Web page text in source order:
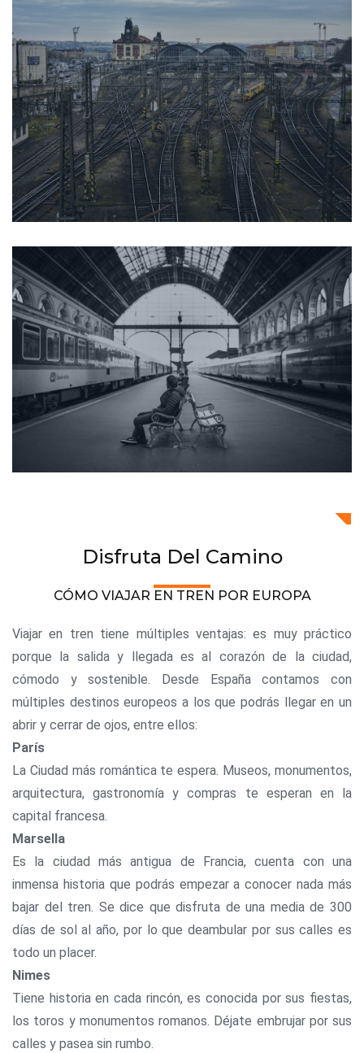
Disfruta Del Camino
CÓMO VIAJAR EN TREN POR EUROPA
Viajar en tren tiene múltiples ventajas: es muy práctico
porque la salida y llegada es al corazón de la ciudad,
cómodo y sostenible. Desde España contamos con
múltiples destinos europeos a los que podrás llegar en un
abrir y cerrar de ojos, entre ellos:
París
La Ciudad más romántica te espera. Museos, monumentos,
arquitectura, gastronomía y compras te esperan en la
capital francesa.
Marsella
Es la ciudad más antigua de Francia, cuenta con una
inmensa historia que podrás empezar a conocer nada más
bajar del tren. Se dice que disfruta de una media de 300
días de sol al año, por lo que deambular por sus calles es
todo un placer.
Nimes
Tiene historia en cada rincón, es conocida por sus fiestas,
los toros y monumentos romanos. Déjate embrujar por sus
calles y pasea sin rumbo.